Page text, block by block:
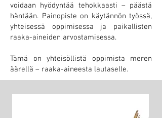
voidaan hyödyntää tehokkaasti – päästä
häntään. Painopiste on käytännön työssä,
yhteisessä oppimisessa ja paikallisten
raaka-aineiden arvostamisessa.
Tämä on yhteisöllistä oppimista meren
äärellä – raaka-aineesta lautaselle.